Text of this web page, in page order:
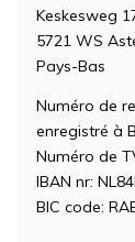
Keskesweg
5721 WS
Pays-Bas
Numéro de
enregistré à
Numéro de
IBAN nr:
BIC code: